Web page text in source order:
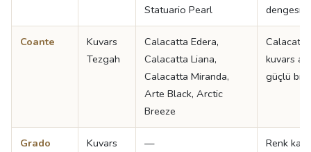
Statuario Pearl
dengesi
Coante
Kuvars
Tezgah
Calacatta Edera,
Calacatta Liana,
Calacatta Miranda,
Arte Black, Arctic
Breeze
kuvars
güçlü bir
Grado
Kuvars
—
Renk